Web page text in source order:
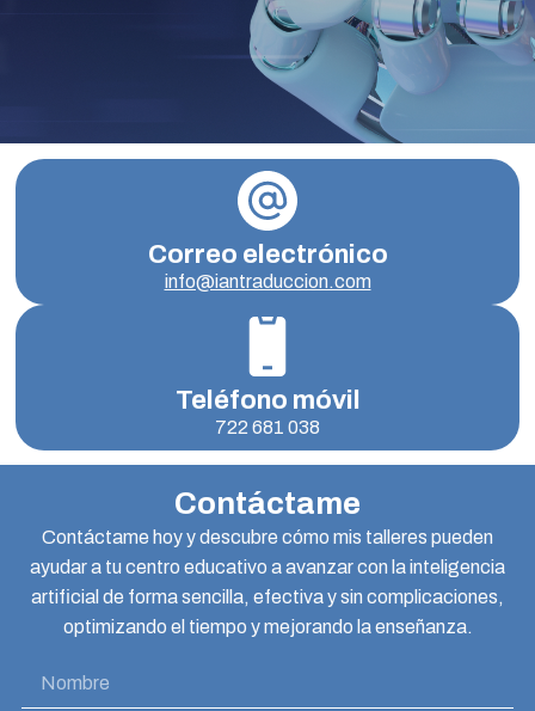
Correo electrónico
info@iantraduccion.com
Teléfono móvil
722 681 038
Contáctame
Contáctame hoy y descubre cómo mis talleres pueden
ayudar a tu centro educativo a avanzar con la inteligencia
artificial de forma sencilla, efectiva y sin complicaciones,
optimizando el tiempo y mejorando la enseñanza.